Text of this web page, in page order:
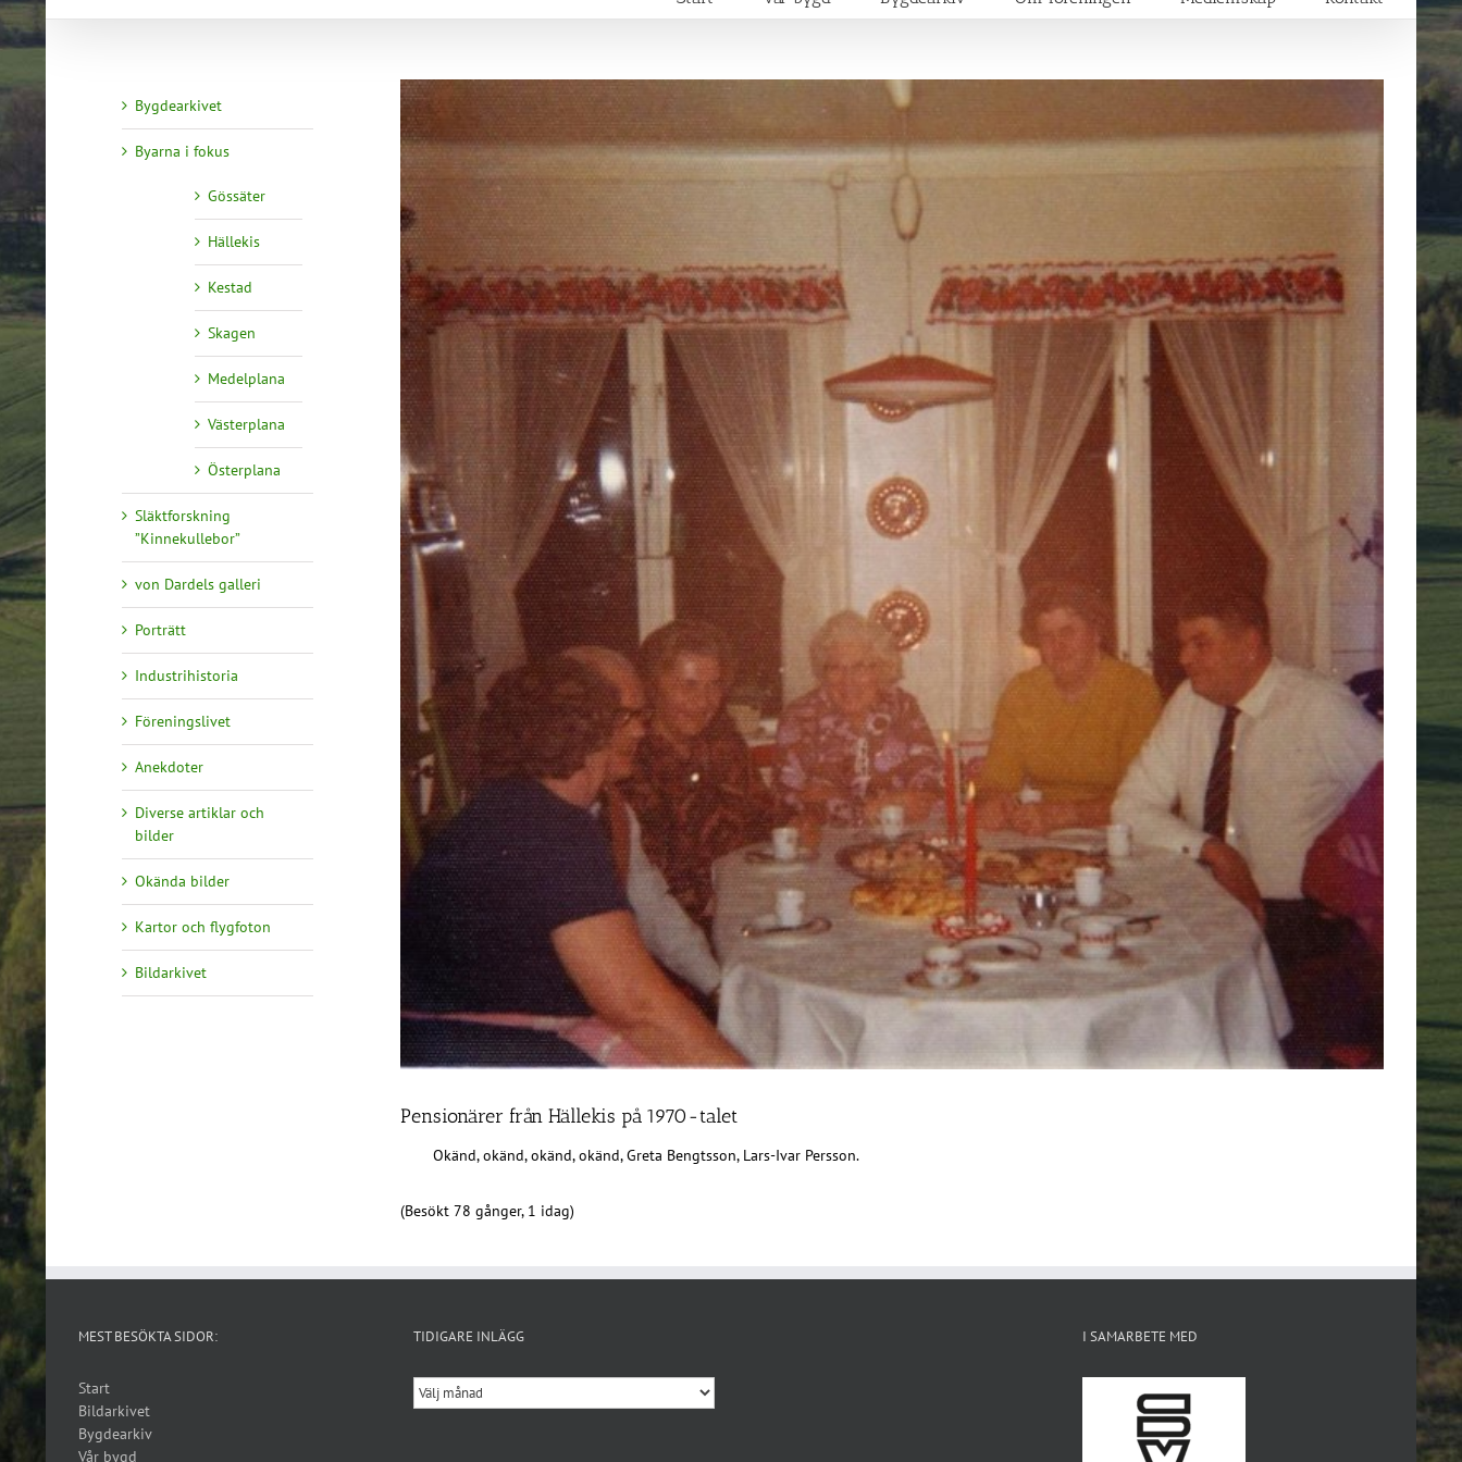
Pensionärer från Hällekis på 1970-talet
Okänd, okänd, okänd, okänd, Greta Bengtsson, Lars-Ivar Persson.
(Besökt 78 gånger, 1 idag)
Bygdearkivet
Byarna i fokus
Gössäter
Hällekis
Kestad
Skagen
Medelplana
Västerplana
Österplana
Släktforskning
”Kinnekullebor”
von Dardels galleri
Porträtt
Industrihistoria
Föreningslivet
Anekdoter
Diverse artiklar och
bilder
Okända bilder
Kartor och flygfoton
Bildarkivet
MEST BESÖKTA SIDOR:
Start
Bildarkivet
Bygdearkiv
Vår bygd
TIDIGARE INLÄGG
Tidigare
inlägg
I SAMARBETE MED